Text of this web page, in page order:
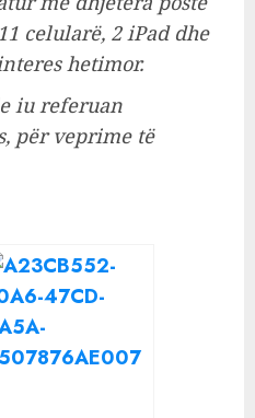
celularë, 2 iPad dhe
hetimor.
iu referuan
për veprime të